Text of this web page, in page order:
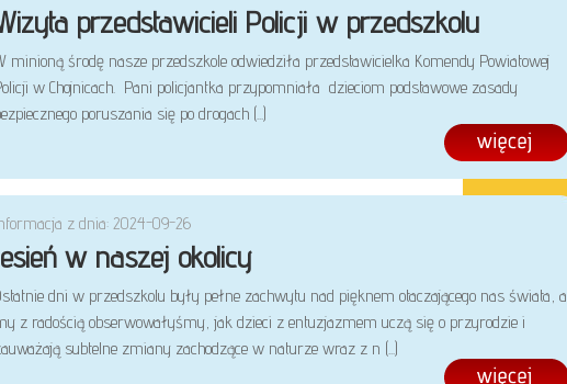
przedstawicieli Policji w przedszkolu
minioną środę nasze przedszkole odwiedziła przedstawicielka Komendy Powiatowej
w Chojnicach. Pani policjantka przypomniała dzieciom podstawowe zasady
poruszania się po drogach (...)
w naszej okolicy
z dnia: 2024-09-26
dni w przedszkolu były pełne zachwytu nad pięknem otaczającego nas świata, a
z radością obserwowałyśmy, jak dzieci z entuzjazmem uczą się o przyrodzie i
subtelne zmiany zachodzące w naturze wraz z n (...)